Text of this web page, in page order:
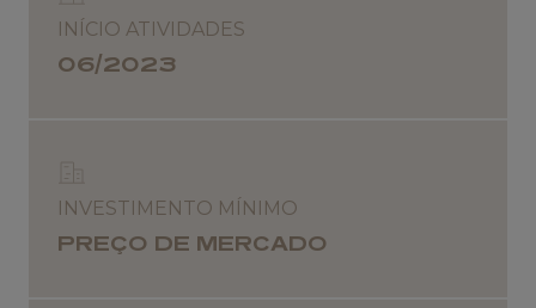
INÍCIO ATIVIDADES
06/2023
INVESTIMENTO MÍNIMO
PREÇO DE MERCADO